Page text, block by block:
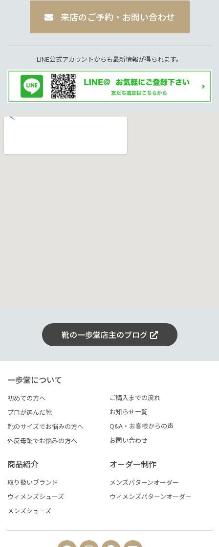
来店のご予約・お問い合わせ
LINE公式アカウントからも最新情報が得られます。
靴の一歩堂店主のブログ
一歩堂について
初めての方へ
プロが選んだ靴
靴のサイズでお悩みの方へ
外反母趾でお悩みの方へ
ご購入までの流れ
お知らせ一覧
Q&A・お客様からの声
お問い合わせ
商品紹介
取り扱いブランド
ウィメンズシューズ
メンズシューズ
オーダー制作
メンズパターンオーダー
ウィメンズパターンオーダー